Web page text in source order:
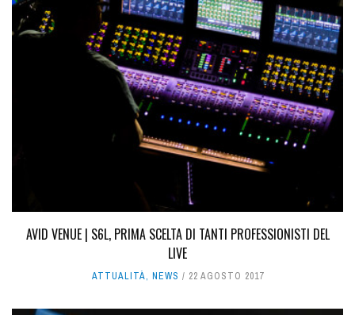
AVID VENUE | S6L, PRIMA SCELTA DI TANTI PROFESSIONISTI DEL
LIVE
ATTUALITÀ, NEWS 22 AGOSTO 2017